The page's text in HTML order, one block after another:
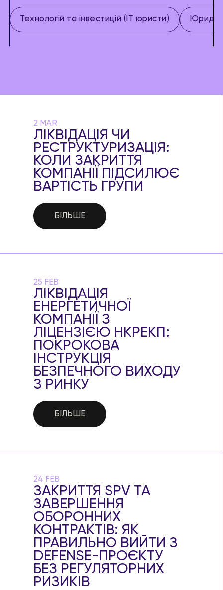
Технологій та інвестицій (IT юристи)
2 MAR
ЛІКВІДАЦІЯ ЧИ
РЕСТРУКТУРИЗАЦІЯ:
КОЛИ ЗАКРИТТЯ
КОМПАНІЇ ПІДСИЛЮЄ
ВАРТІСТЬ ГРУПИ
БІЛЬШЕ
25 FEB
ЛІКВІДАЦІЯ
ЕНЕРГЕТИЧНОЇ
КОМПАНІЇ З
ЛІЦЕНЗІЄЮ НКРЕКП:
ПОКРОКОВА
ІНСТРУКЦІЯ
БЕЗПЕЧНОГО ВИХОДУ
З РИНКУ
БІЛЬШЕ
24 FEB
ЗАКРИТТЯ SPV ТА
ЗАВЕРШЕННЯ
ОБОРОННИХ
КОНТРАКТІВ: ЯК
ПРАВИЛЬНО ВИЙТИ З
DEFENSE-ПРОЄКТУ
БЕЗ РЕГУЛЯТОРНИХ
РИЗИКІВ